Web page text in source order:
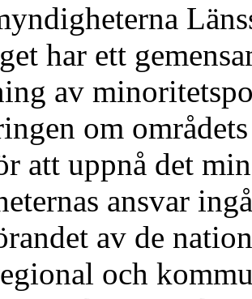
har ett
av
om
att uppnå det
ansvar
av de
och